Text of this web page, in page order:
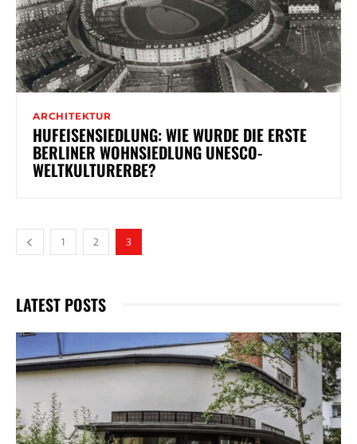
ARCHITEKTUR
HUFEISENSIEDLUNG: WIE WURDE DIE ERSTE
BERLINER WOHNSIEDLUNG UNESCO-
WELTKULTURERBE?
1 2 3
LATEST POSTS